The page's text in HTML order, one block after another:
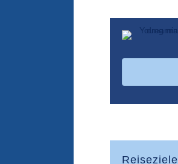
Reiseziele